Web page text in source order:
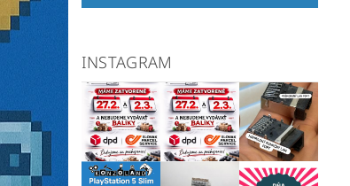
INSTAGRAM